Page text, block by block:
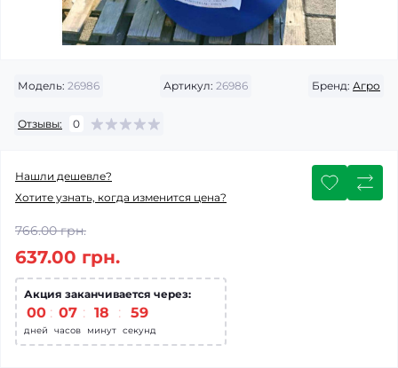
Модель: 26986 Артикул: 26986 Бренд: Агро
Отзывы: 0
Нашли дешевле?
Хотите узнать, когда изменится цена?
766.00 грн.
637.00 грн.
Акция заканчивается через:
00
дней
: 07
часов
: 18
минут
: 58
секунд